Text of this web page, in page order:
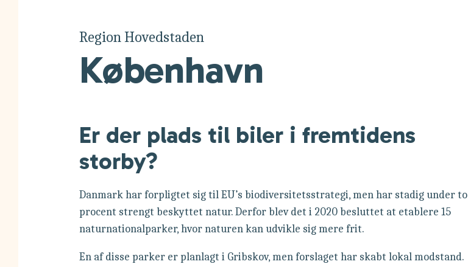
Region Hovedstaden
København
Er der plads til biler i fremtidens
storby?
Danmark har forpligtet sig til EU’s biodiversitetsstrategi, men har stadig under to
procent strengt beskyttet natur. Derfor blev det i 2020 besluttet at etablere 15
naturnationalparker, hvor naturen kan udvikle sig mere frit.
En af disse parker er planlagt i Gribskov, men forslaget har skabt lokal modstand.